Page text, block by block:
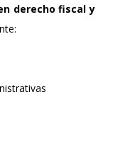
derecho fiscal y